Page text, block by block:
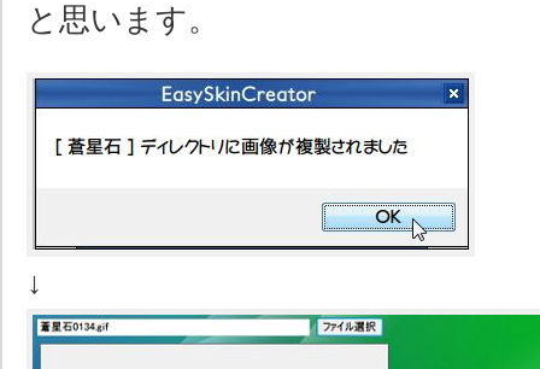
と思います。
↓